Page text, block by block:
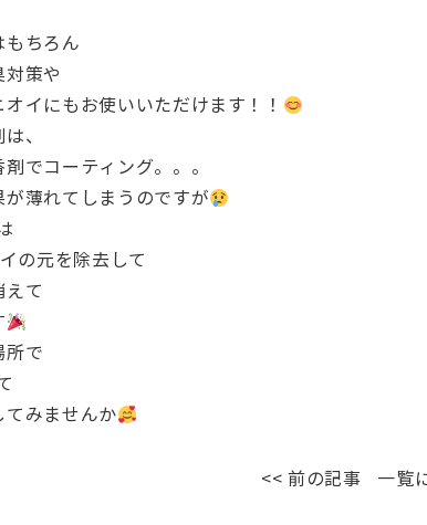
もちろん
対策や
イにもお使いいただけます！！
、
でコーティング。。。
が薄れてしまうのですが
の元を除去して
えて
所で
てみませんか
<< 前の記事 一覧